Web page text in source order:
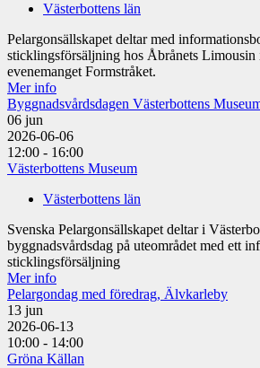
Västerbottens län
Pelargonsällskapet deltar med
sticklingsförsäljning hos Åbrånets Limousin
evenemanget Formstråket.
Mer info
Byggnadsvårdsdagen Västerbottens
06 jun
2026-06-06
12:00 - 16:00
Västerbottens Museum
Västerbottens län
Svenska Pelargonsällskapet deltar i
byggnadsvårdsdag på uteområdet med ett
sticklingsförsäljning
Mer info
Pelargondag med föredrag, Älvkarleby
13 jun
2026-06-13
10:00 - 14:00
Gröna Källan